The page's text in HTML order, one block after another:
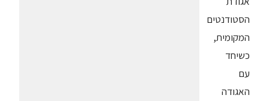
הסטודנטים
המקומית,
כשיחד
עם
האגודה